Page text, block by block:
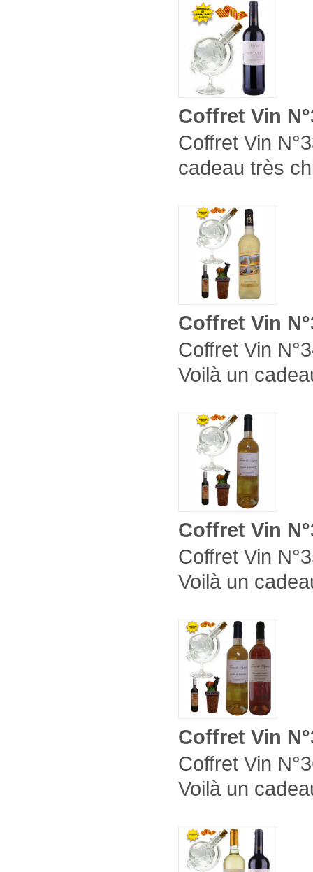
Coffret Vin
Coffret Vin
cadeau très
Coffret Vin
Coffret Vin
Voilà un
Coffret Vin
Coffret Vin
Voilà un
Coffret Vin
Coffret Vin
Voilà un